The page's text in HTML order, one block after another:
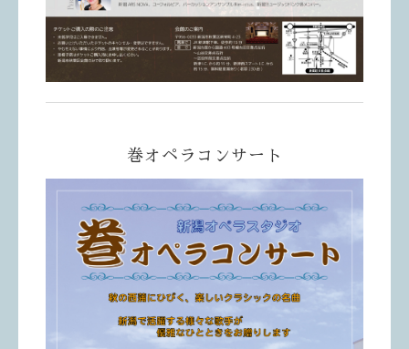
巻オペラコンサート